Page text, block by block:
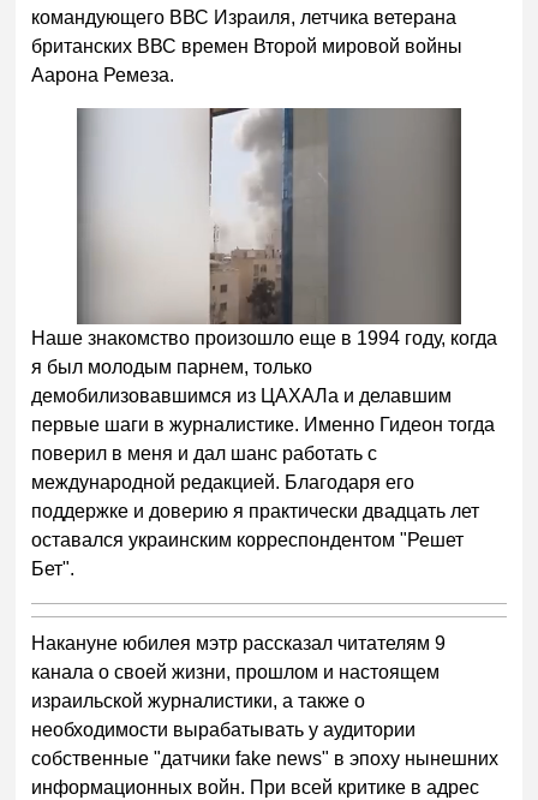
командующего ВВС Израиля, летчика ветерана
британских ВВС времен Второй мировой войны
Аарона Ремеза.
Наше знакомство произошло еще в 1994 году, когда
я был молодым парнем, только
демобилизовавшимся из ЦАХАЛа и делавшим
первые шаги в журналистике. Именно Гидеон тогда
поверил в меня и дал шанс работать с
международной редакцией. Благодаря его
поддержке и доверию я практически двадцать лет
оставался украинским корреспондентом "Решет
Бет".
Накануне юбилея мэтр рассказал читателям 9
канала о своей жизни, прошлом и настоящем
израильской журналистики, а также о
необходимости вырабатывать у аудитории
собственные "датчики fake news" в эпоху нынешних
информационных войн. При всей критике в адрес